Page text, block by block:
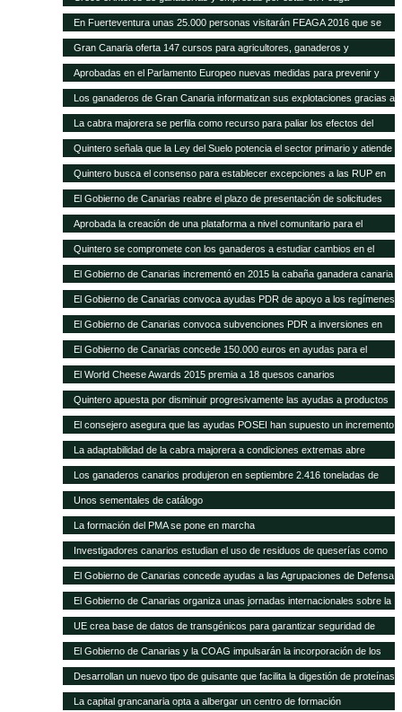
empezar a convocar las ayudas de 2015
En Fuerteventura unas 25.000 personas visitarán FEAGA 2016 que se
celebra del 21 al 24 de abril
Gran Canaria oferta 147 cursos para agricultores, ganaderos y
pescadores
Aprobadas en el Parlamento Europeo nuevas medidas para prevenir y
frenar las enfermedades animales
Los ganaderos de Gran Canaria informatizan sus explotaciones gracias a
una pionera aplicación gratuita del Cabildo
La cabra majorera se perfila como recurso para paliar los efectos del
cambio climático
Quintero señala que la Ley del Suelo potencia el sector primario y atiende
sus demandas
Quintero busca el consenso para establecer excepciones a las RUP en
los tratados internacionales
El Gobierno de Canarias reabre el plazo de presentación de solicitudes
para acogerse a las subvenciones a inversiones del PDR
Aprobada la creación de una plataforma a nivel comunitario para el
fomento del bienestar animal
Quintero se compromete con los ganaderos a estudiar cambios en el
POSEI
El Gobierno de Canarias incrementó en 2015 la cabaña ganadera canaria
con 1.297 novillas de otras ganaderías, a través de ayudas POSEI
El Gobierno de Canarias convoca ayudas PDR de apoyo a los regímenes
de calidad por valor de 353.000 euros
El Gobierno de Canarias convoca subvenciones PDR a inversiones en
explotaciones agrarias por 11 millones de euros
El Gobierno de Canarias concede 150.000 euros en ayudas para el
fomento de razas ganaderas autóctonas
El World Cheese Awards 2015 premia a 18 quesos canarios
Quintero apuesta por disminuir progresivamente las ayudas a productos
importados en favor de las producciones locales
El consejero asegura que las ayudas POSEI han supuesto un incremento
del empleo y del asociacionismo
La adaptabilidad de la cabra majorera a condiciones extremas abre
nuevas vías de intercambio para el caprino canario
Los ganaderos canarios produjeron en septiembre 2.416 toneladas de
leche
Unos sementales de catálogo
La formación del PMA se pone en marcha
Investigadores canarios estudian el uso de residuos de queserías como
alimento para el caprino
El Gobierno de Canarias concede ayudas a las Agrupaciones de Defensa
Sanitaria Ganadera por valor de 300.000 euros
El Gobierno de Canarias organiza unas jornadas internacionales sobre la
ganadería como herramienta para el desarrollo en zonas áridas
UE crea base de datos de transgénicos para garantizar seguridad de
piensos
El Gobierno de Canarias y la COAG impulsarán la incorporación de los
jóvenes en el sector primario
Desarrollan un nuevo tipo de guisante que facilita la digestión de proteínas
La capital grancanaria opta a albergar un centro de formación